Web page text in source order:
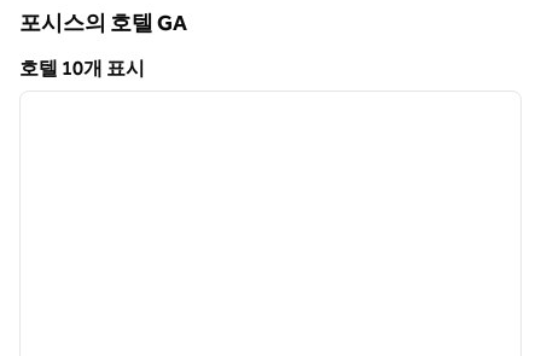
포시스의 호텔 GA
호텔 10개 표시
호텔 10개 표시
1/12
다음